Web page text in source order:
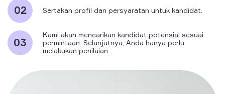
Sertakan profil dan persyaratan untuk kandidat.
Kami akan mencarikan kandidat potensial sesuai
permintaan. Selanjutnya, Anda hanya perlu
melakukan penilaian.